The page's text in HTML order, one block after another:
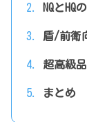
NQとHQ
盾/前衛
超高級
まとめ